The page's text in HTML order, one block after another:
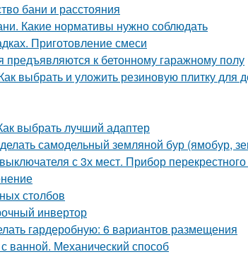
бани и расстояния
Какие нормативы нужно соблюдать
Приготовление смеси
предъявляются к бетонному гаражному полу
выбрать и уложить резиновую плитку для
выбрать лучший адаптер
самодельный земляной бур (ямобур,
с 3х мест. Прибор
столбов
инвертор
гардеробную: 6 вариантов размещения
ванной. Механический способ